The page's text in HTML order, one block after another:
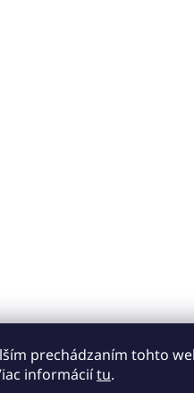
prechádzaním tohto
informáciítu.